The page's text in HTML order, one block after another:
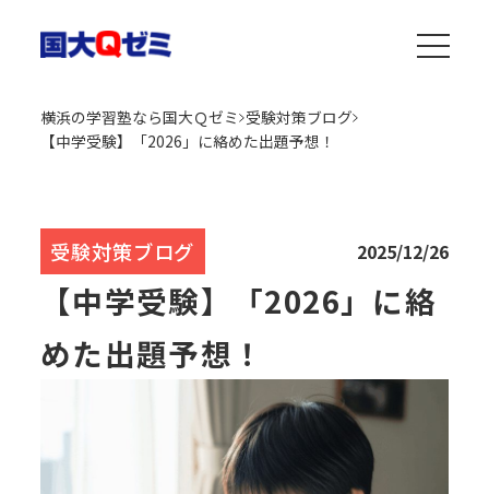
横浜の学習塾なら国大Ｑゼミ 受験対策ブログ
【中学受験】「2026」に絡めた出題予想！
受験対策ブログ 2025/12/26
【中学受験】「2026」に絡
めた出題予想！